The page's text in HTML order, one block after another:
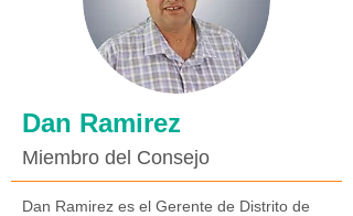
Dan Ramirez
Miembro del Consejo
Dan Ramirez es el Gerente de Distrito de